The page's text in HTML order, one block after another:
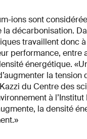
ions sont
décarbonisation.
travaillent donc
performance, entre
énergétique.
la tension
du Centre des
à
la densité